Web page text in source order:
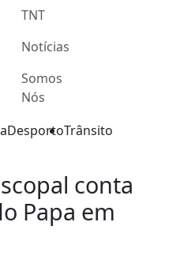
TNT
Notícias
Somos
Nós
DesportoTrânsito
conta
Papa em